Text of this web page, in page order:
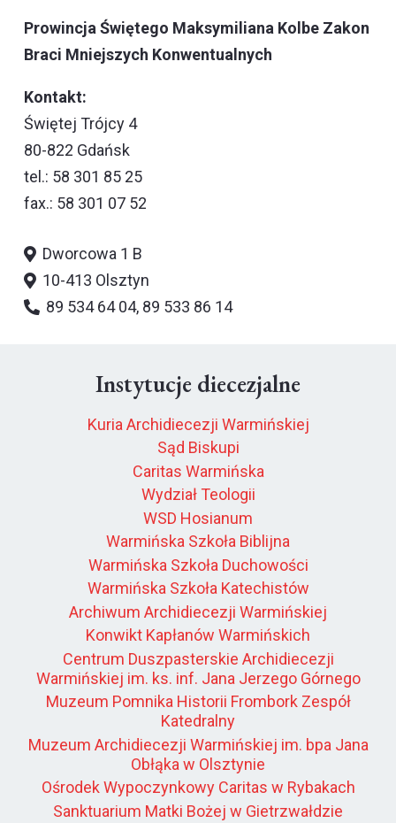
Prowincja Świętego Maksymiliana Kolbe Zakon
Braci Mniejszych Konwentualnych
Kontakt:
Świętej Trójcy 4
80-822 Gdańsk
tel.: 58 301 85 25
fax.: 58 301 07 52
Dworcowa 1 B
10-413 Olsztyn
89 534 64 04, 89 533 86 14
Instytucje diecezjalne
Kuria Archidiecezji Warmińskiej
Sąd Biskupi
Caritas Warmińska
Wydział Teologii
WSD Hosianum
Warmińska Szkoła Biblijna
Warmińska Szkoła Duchowości
Warmińska Szkoła Katechistów
Archiwum Archidiecezji Warmińskiej
Konwikt Kapłanów Warmińskich
Centrum Duszpasterskie Archidiecezji
Warmińskiej im. ks. inf. Jana Jerzego Górnego
Muzeum Pomnika Historii Frombork Zespół
Katedralny
Muzeum Archidiecezji Warmińskiej im. bpa Jana
Obłąka w Olsztynie
Ośrodek Wypoczynkowy Caritas w Rybakach
Sanktuarium Matki Bożej w Gietrzwałdzie